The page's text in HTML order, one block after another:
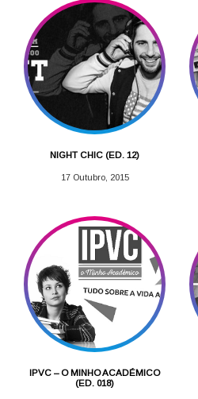
NIGHT CHIC (ED. 12)
17 Outubro, 2015
IPVC – O MINHO ACADÉMICO
(ED. 018)